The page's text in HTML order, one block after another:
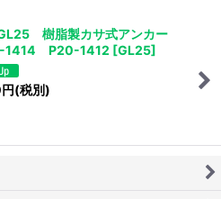
樹脂製カサ式アンカー
1414 P20-1412 [GL25]
円(税別)